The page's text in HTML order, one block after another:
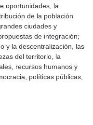
oportunidades, la
de la población
ciudades y
de integración;
y la descentralización, las
del territorio, la
recursos humanos y
políticas públicas,